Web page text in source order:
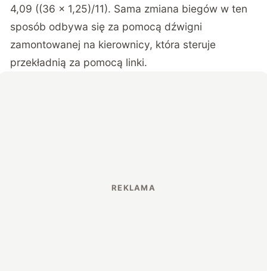
4,09 ((36 x 1,25)/11). Sama zmiana biegów w ten
sposób odbywa się za pomocą dźwigni
zamontowanej na kierownicy, która steruje
przekładnią za pomocą linki.